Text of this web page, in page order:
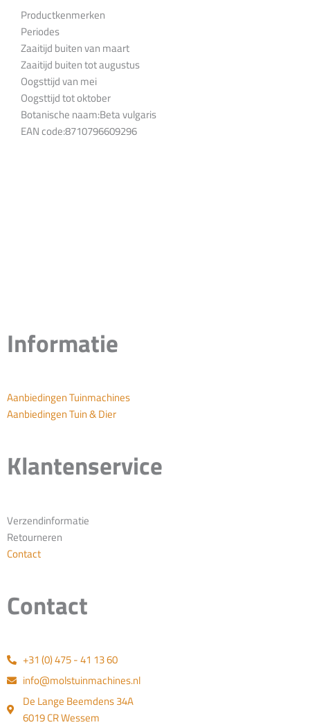
Productkenmerken
Periodes
Zaaitijd buiten van maart
Zaaitijd buiten tot augustus
Oogsttijd van mei
Oogsttijd tot oktober
Botanische naam:Beta vulgaris
EAN code:8710796609296
Informatie
Aanbiedingen Tuinmachines
Aanbiedingen Tuin & Dier
Klantenservice
Verzendinformatie
Retourneren
Contact
Contact
+31 (0) 475 - 41 13 60
info@molstuinmachines.nl
De Lange Beemdens 34A
6019 CR Wessem